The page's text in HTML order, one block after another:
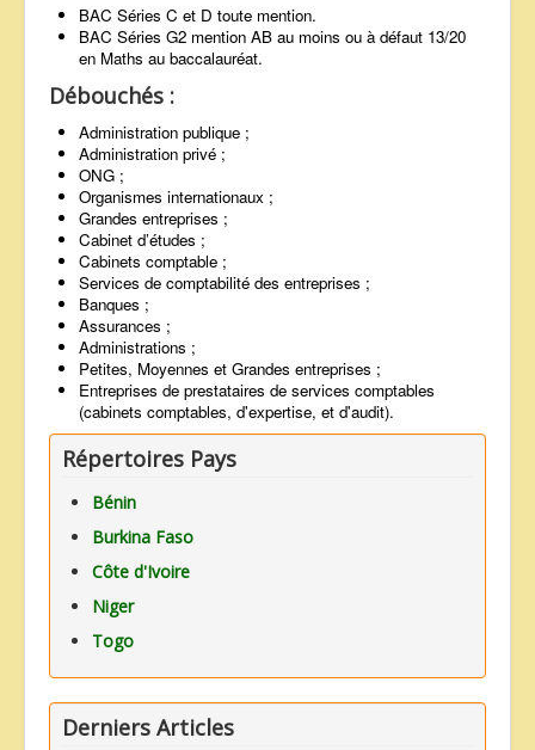
BAC Séries C et D toute mention.
BAC Séries G2 mention AB au moins ou à défaut 13/20
en Maths au baccalauréat.
Débouchés :
Administration publique ;
Administration privé ;
ONG ;
Organismes internationaux ;
Grandes entreprises ;
Cabinet d’études ;
Cabinets comptable ;
Services de comptabilité des entreprises ;
Banques ;
Assurances ;
Administrations ;
Petites, Moyennes et Grandes entreprises ;
Entreprises de prestataires de services comptables
(cabinets comptables, d'expertise, et d'audit).
Répertoires Pays
Bénin
Burkina Faso
Côte d'Ivoire
Niger
Togo
Derniers Articles